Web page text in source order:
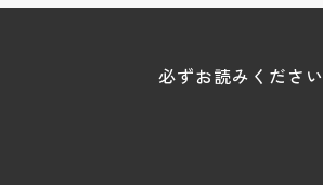
必ずお読みください